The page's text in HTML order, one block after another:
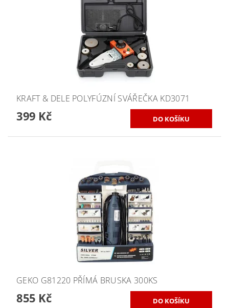
KRAFT & DELE POLYFÚZNÍ SVÁŘEČKA KD3071
399 Kč
GEKO G81220 PŘÍMÁ BRUSKA 300KS
855 Kč